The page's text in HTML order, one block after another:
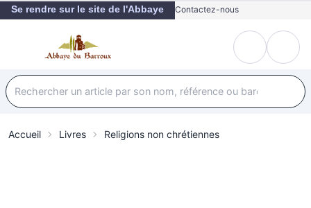
Se rendre sur le site de l'Abbaye Contactez-nous
Accueil Livres Religions non chrétiennes